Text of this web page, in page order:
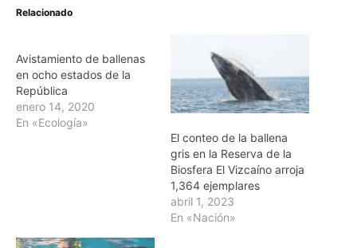
Relacionado
Avistamiento de ballenas
en ocho estados de la
República
enero 14, 2020
En «Ecología»
El conteo de la ballena
gris en la Reserva de la
Biosfera El Vizcaíno arroja
1,364 ejemplares
abril 1, 2023
En «Nación»